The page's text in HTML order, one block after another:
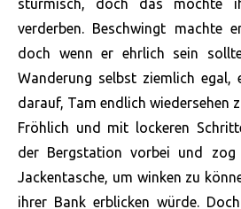
stürmisch, doch das mochte
verderben. Beschwingt machte
doch wenn er ehrlich sein
Wanderung selbst ziemlich egal,
darauf, Tam endlich wiedersehen
Fröhlich und mit lockeren
der Bergstation vorbei und
Jackentasche, um winken zu
ihrer Bank erblicken würde.